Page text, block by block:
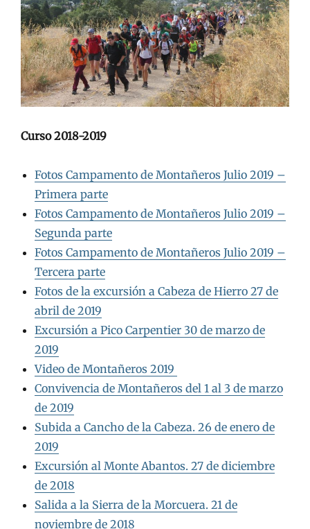
Curso 2018-2019
Fotos Campamento de Montañeros Julio 2019 –
Primera parte
Fotos Campamento de Montañeros Julio 2019 –
Segunda parte
Fotos Campamento de Montañeros Julio 2019 –
Tercera parte
Fotos de la excursión a Cabeza de Hierro 27 de
abril de 2019
Excursión a Pico Carpentier 30 de marzo de
2019
Video de Montañeros 2019
Convivencia de Montañeros del 1 al 3 de marzo
de 2019
Subida a Cancho de la Cabeza. 26 de enero de
2019
Excursión al Monte Abantos. 27 de diciembre
de 2018
Salida a la Sierra de la Morcuera. 21 de
noviembre de 2018